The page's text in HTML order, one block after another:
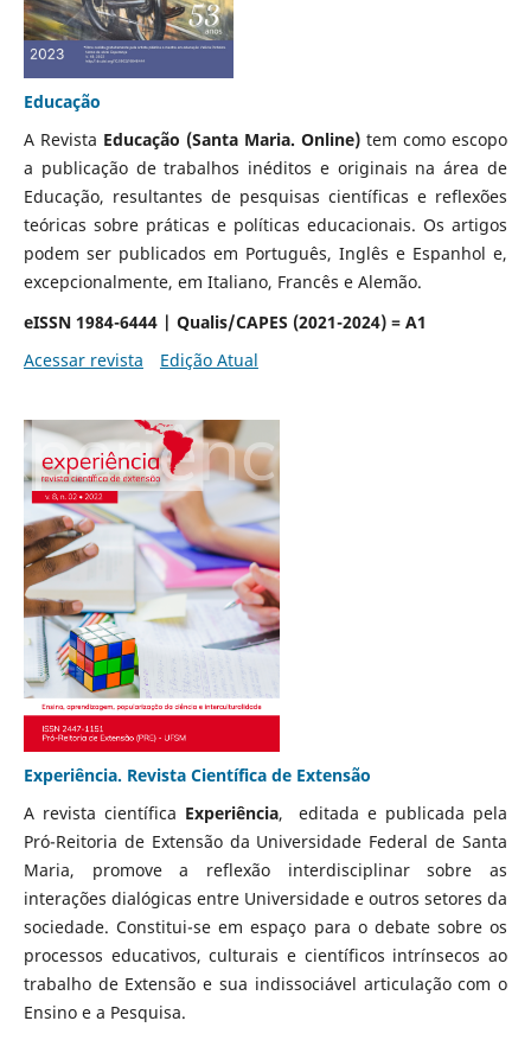
Educação
A Revista Educação (Santa Maria. Online) tem como escopo
a publicação de trabalhos inéditos e originais na área de
Educação, resultantes de pesquisas científicas e reflexões
teóricas sobre práticas e políticas educacionais. Os artigos
podem ser publicados em Português, Inglês e Espanhol e,
excepcionalmente, em Italiano, Francês e Alemão.
eISSN 1984-6444 | Qualis/CAPES (2021-2024) = A1
Acessar revista
Edição Atual
Experiência. Revista Científica de Extensão
A revista científica Experiência, editada e publicada pela
Pró-Reitoria de Extensão da Universidade Federal de Santa
Maria, promove a reflexão interdisciplinar sobre as
interações dialógicas entre Universidade e outros setores da
sociedade. Constitui-se em espaço para o debate sobre os
processos educativos, culturais e científicos intrínsecos ao
trabalho de Extensão e sua indissociável articulação com o
Ensino e a Pesquisa.